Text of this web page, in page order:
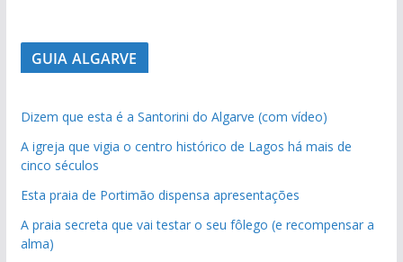
GUIA ALGARVE
Dizem que esta é a Santorini do Algarve (com vídeo)
A igreja que vigia o centro histórico de Lagos há mais de
cinco séculos
Esta praia de Portimão dispensa apresentações
A praia secreta que vai testar o seu fôlego (e recompensar a
alma)